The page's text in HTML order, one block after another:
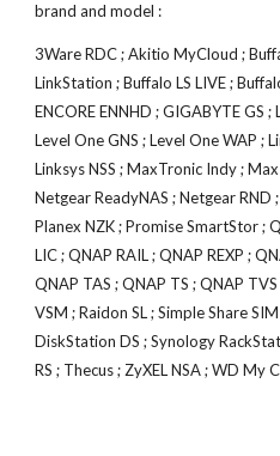
brand and model :
3Ware RDC ; Akitio MyCloud ;
LinkStation ; Buffalo LS LIVE ;
ENCORE ENNHD ; GIGABYTE GS
Level One GNS ; Level One WAP ;
Linksys NSS ; MaxTronic Indy ;
Netgear ReadyNAS ; Netgear RND
Planex NZK ; Promise SmartStor ;
LIC ; QNAP RAIL ; QNAP REXP ;
QNAP TAS ; QNAP TS ; QNAP
VSM ; Raidon SL ; Simple Share
DiskStation DS ; Synology
RS ; Thecus ; ZyXEL NSA ; WD My